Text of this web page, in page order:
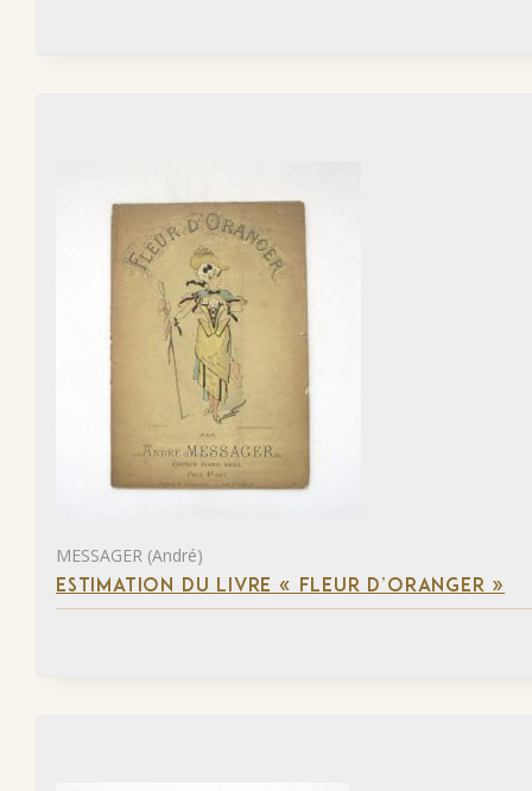
MESSAGER (André)
ESTIMATION DU LIVRE « FLEUR D’ORANGER »